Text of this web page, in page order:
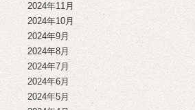
2024年11月
2024年10月
2024年9月
2024年8月
2024年7月
2024年6月
2024年5月